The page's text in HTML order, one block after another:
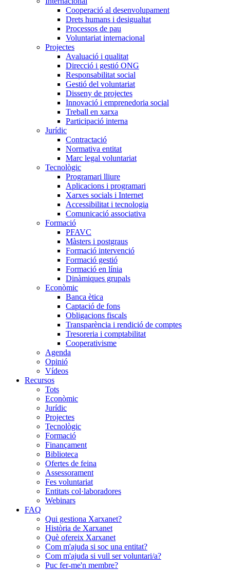
Cooperació al desenvolupament
Drets humans i desigualtat
Processos de pau
Voluntariat internacional
Projectes
Avaluació i qualitat
Direcció i gestió ONG
Responsabilitat social
Gestió del voluntariat
Disseny de projectes
Innovació i emprenedoria social
Treball en xarxa
Participació interna
Jurídic
Contractació
Normativa entitat
Marc legal voluntariat
Tecnològic
Programari lliure
Aplicacions i programari
Xarxes socials i Internet
Accessibilitat i tecnologia
Comunicació associativa
Formació
PFAVC
Màsters i postgraus
Formació intervenció
Formació gestió
Formació en línia
Dinàmiques grupals
Econòmic
Banca ètica
Captació de fons
Obligacions fiscals
Transparència i rendició de comptes
Tresoreria i comptabilitat
Cooperativisme
Agenda
Opinió
Vídeos
Recursos
Tots
Econòmic
Jurídic
Projectes
Tecnològic
Formació
Finançament
Biblioteca
Ofertes de feina
Assessorament
Fes voluntariat
Entitats col·laboradores
Webinars
FAQ
Qui gestiona Xarxanet?
Història de Xarxanet
Què ofereix Xarxanet
Com m'ajuda si soc una entitat?
Com m'ajuda si vull ser voluntari/a?
Puc fer-me'n membre?